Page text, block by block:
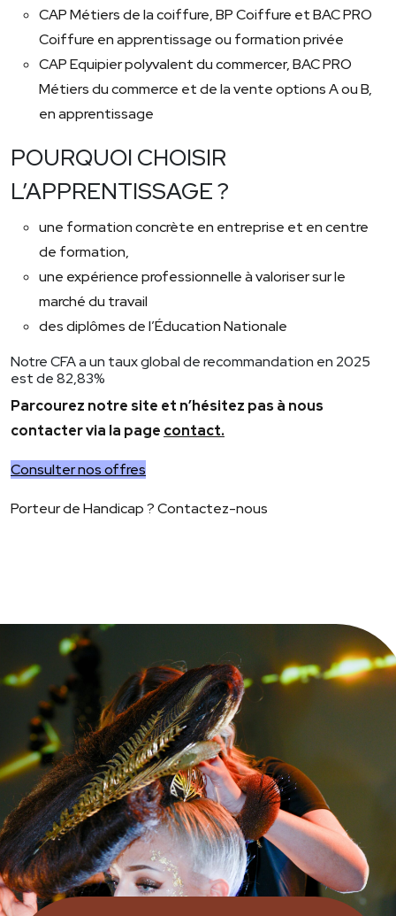
CAP Métiers de la coiffure, BP Coiffure et BAC PRO
Coiffure en apprentissage ou formation privée
CAP Equipier polyvalent du commercer, BAC PRO
Métiers du commerce et de la vente options A ou B,
en apprentissage
POURQUOI CHOISIR
L’APPRENTISSAGE ?
une formation concrète en entreprise et en centre
de formation,
une expérience professionnelle à valoriser sur le
marché du travail
des diplômes de l’Éducation Nationale
Notre CFA a un taux global de recommandation en 2025
est de 82,83%
Parcourez notre site et n’hésitez pas à nous
contacter via la page contact.
Consulter nos offres
Porteur de Handicap ? Contactez-nous